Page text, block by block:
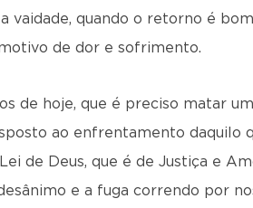
vaidade, quando o retorno é
de dor e sofrimento.
de hoje, que é preciso matar
ao enfrentamento daquilo
de Deus, que é de Justiça e
e a fuga correndo por